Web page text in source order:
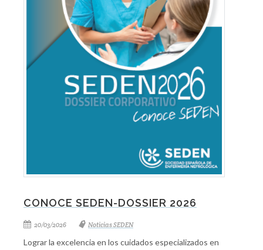
CONOCE SEDEN-DOSSIER 2026
20/03/2026 Noticias SEDEN
Lograr la excelencia en los cuidados especializados en